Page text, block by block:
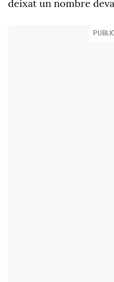
deixat un nombre